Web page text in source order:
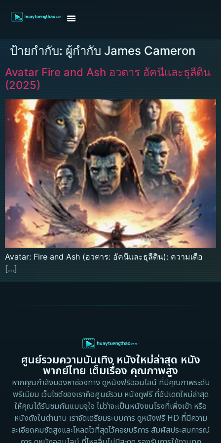
ป้ายกำกับ: ผู้กำกับ James Cameron
Avatar Fire and Ash อวตาร อัคนีและธุลีดิน
(2025)
Avatar: Fire and Ash (อวตาร: อัคนีและธุลีดิน): ความเดือ
[…]
ศูนย์รวมความบันเทิง หนังใหม่ล่าสุด หนัง
พากย์ไทย เต็มเรื่อง คุณภาพสูง
หากคุณกำลังมองหาช่องทาง ดูหนังฟรีออนไลน์ ที่มีคุณภาพระดับ
พรีเมียม เว็บไซต์ของเราคือศูนย์รวม หนังดูฟรี ที่อัปเดตใหม่ล่าสุด
ให้คุณได้รับชมกันแบบจุใจ ไม่ว่าจะเป็นหนังชนโรงที่เพิ่งเข้า หรือ
หนังดังในตำนาน เราจัดเตรียมระบบการ ดูหนังฟรี HD ที่มีความ
ละเอียดคมชัดสูงและโหลดไวที่สุดไว้คอยบริการ สัมผัสประสบการณ์